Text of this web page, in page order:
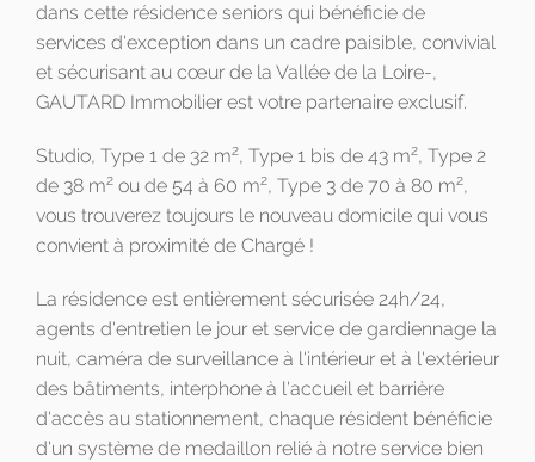
dans cette résidence seniors qui bénéficie de
services d'exception dans un cadre paisible, convivial
et sécurisant au cœur de la Vallée de la Loire-,
GAUTARD Immobilier est votre partenaire exclusif.
Studio, Type 1 de 32 m2, Type 1 bis de 43 m2, Type 2
de 38 m2 ou de 54 à 60 m2, Type 3 de 70 à 80 m2,
vous trouverez toujours le nouveau domicile qui vous
convient à proximité de Chargé !
La résidence est entièrement sécurisée 24h/24,
agents d'entretien le jour et service de gardiennage la
nuit, caméra de surveillance à l'intérieur et à l'extérieur
des bâtiments, interphone à l'accueil et barrière
d'accès au stationnement, chaque résident bénéficie
d'un système de medaillon relié à notre service bien